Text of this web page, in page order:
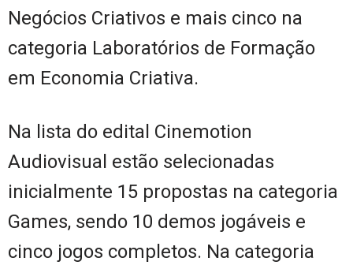
Negócios Criativos e mais cinco na
categoria Laboratórios de Formação
em Economia Criativa.
Na lista do edital Cinemotion
Audiovisual estão selecionadas
inicialmente 15 propostas na categoria
Games, sendo 10 demos jogáveis e
cinco jogos completos. Na categoria